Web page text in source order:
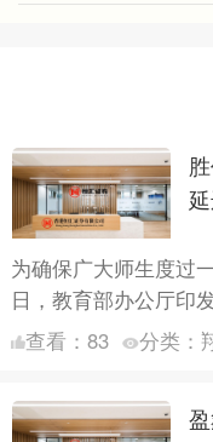
为确保广大师生度过
日，教育部办公厅印
暑期安全工作的通知
查看： 83 分类：